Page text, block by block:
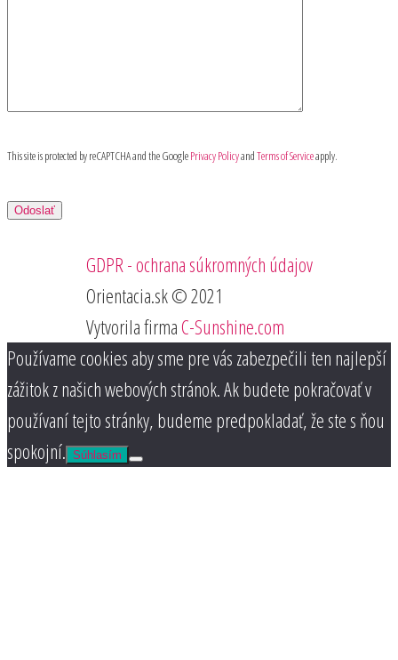
This site is protected by reCAPTCHA and the GooglePrivacy PolicyandTerms of Serviceapply.
GDPR - ochrana súkromných údajov
Orientacia.sk © 2021
Vytvorila firmaC-Sunshine.com
Používame cookies aby sme pre vás zabezpečili ten najlepší
zážitok z našich webových stránok. Ak budete pokračovať v
používaní tejto stránky, budeme predpokladať, že ste s ňou
spokojní. Súhlasím